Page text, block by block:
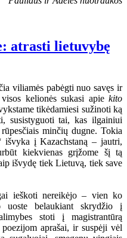
atrasti lietuvybę
viliamės pabėgti nuo savęs ir
kelionės sukasi apie kito
tikėdamiesi sužinoti ką
susistyguoti tai, kas ilgainiui
minčių dugne. Tokia
į Kazachstaną – jautri,
kiekvienas grįžome šį tą
išvydę tiek Lietuvą, tiek save
ieškoti nereikėjo – vien ko
uoste belaukiant skrydžio į
stoti į magistrantūrą
aprašai, ir suspėji vėl